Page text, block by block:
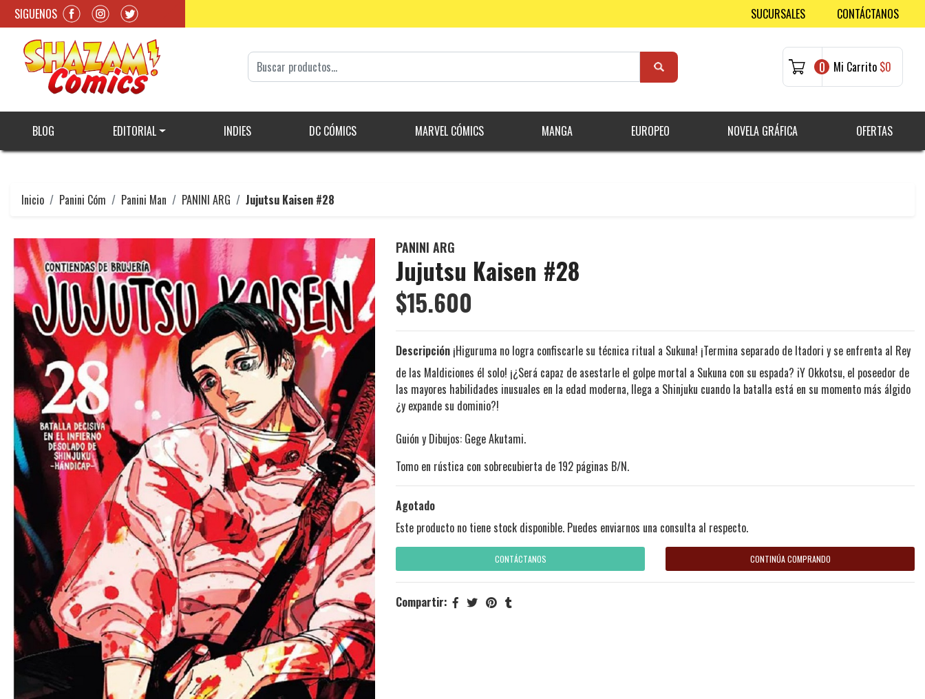
SIGUENOS SUCURSALES CONTÁCTANOS
0 Mi Carrito $0
BLOG EDITORIAL INDIES DC CÓMICS MARVEL CÓMICS MANGA EUROPEO NOVELA GRÁFICA OFERTAS
Inicio Panini Cóm Panini Man PANINI ARG Jujutsu Kaisen #28
PANINI ARG
Jujutsu Kaisen #28
$15.600
Descripción ¡Higuruma no logra confiscarle su técnica ritual a Sukuna! ¡Termina separado de ltadori y se enfrenta al Rey
de las Maldiciones él solo! ¡¿Será capaz de asestarle el golpe mortal a Sukuna con su espada? iY Okkotsu, el poseedor de
las mayores habilidades inusuales en la edad moderna, llega a Shinjuku cuando la batalla está en su momento más álgido
¿y expande su dominio?!
Guión y Dibujos: Gege Akutami.
Tomo en rústica con sobrecubierta de 192 páginas B/N.
Agotado
Este producto no tiene stock disponible. Puedes enviarnos una consulta al respecto.
CONTÁCTANOS CONTINÚA COMPRANDO
Compartir: